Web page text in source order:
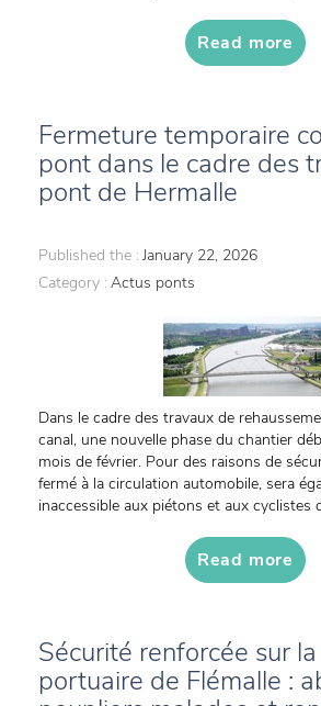
Read more
Fermeture temporaire
pont dans le cadre des
pont de Hermalle
Published the : January 22, 2026
Category : Actus ponts
Dans le cadre des travaux de
canal, une nouvelle phase du chantier
mois de février. Pour des raisons de
fermé à la circulation automobile, sera
inaccessible aux piétons et aux cyclistes
Read more
Sécurité renforcée sur
portuaire de Flémalle :